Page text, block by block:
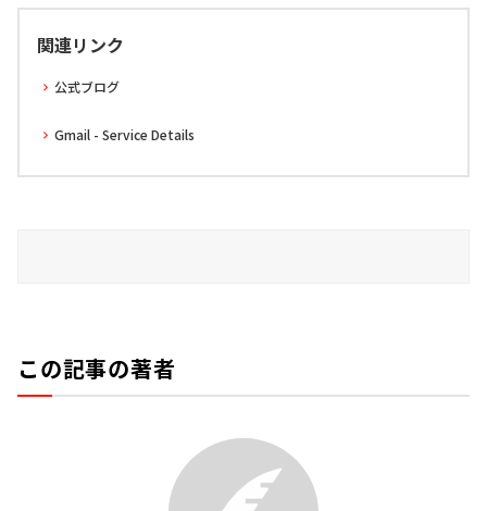
関連リンク
公式ブログ
Gmail - Service Details
この記事の著者